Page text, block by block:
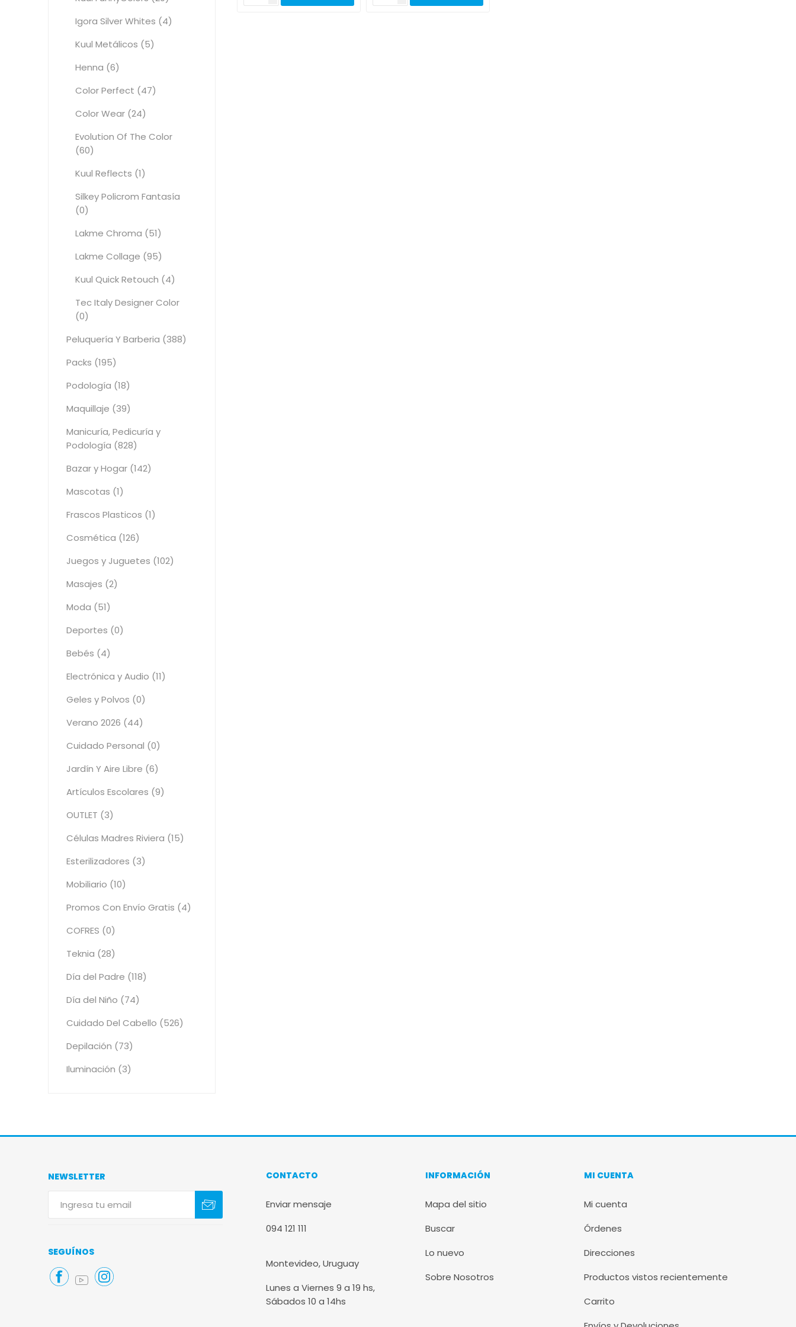
Igora Silver Whites (4)
Kuul Metálicos (5)
Henna (6)
Color Perfect (47)
Color Wear (24)
Evolution Of The Color
(60)
Kuul Reflects (1)
Silkey Policrom Fantasía
(0)
Lakme Chroma (51)
Lakme Collage (95)
Kuul Quick Retouch (4)
Tec Italy Designer Color
(0)
Peluquería Y Barberia (388)
Packs (195)
Podología (18)
Maquillaje (39)
Manicuría, Pedicuría y
Podología (828)
Bazar y Hogar (142)
Mascotas (1)
Frascos Plasticos (1)
Cosmética (126)
Juegos y Juguetes (102)
Masajes (2)
Moda (51)
Deportes (0)
Bebés (4)
Electrónica y Audio (11)
Geles y Polvos (0)
Verano 2026 (44)
Cuidado Personal (0)
Jardín Y Aire Libre (6)
Artículos Escolares (9)
OUTLET (3)
Células Madres Riviera (15)
Esterilizadores (3)
Mobiliario (10)
Promos Con Envío Gratis (4)
COFRES (0)
Teknia (28)
Día del Padre (118)
Día del Niño (74)
Cuidado Del Cabello (526)
Depilación (73)
Iluminación (3)
NEWSLETTER
SEGUÍNOS
CONTACTO
Enviar mensaje
094 121 111
Montevideo, Uruguay
Lunes a Viernes 9 a 19 hs,
Sábados 10 a 14hs
INFORMACIÓN
Mapa del sitio
Buscar
Lo nuevo
Sobre Nosotros
MI CUENTA
Mi cuenta
Órdenes
Direcciones
Productos vistos recientemente
Carrito